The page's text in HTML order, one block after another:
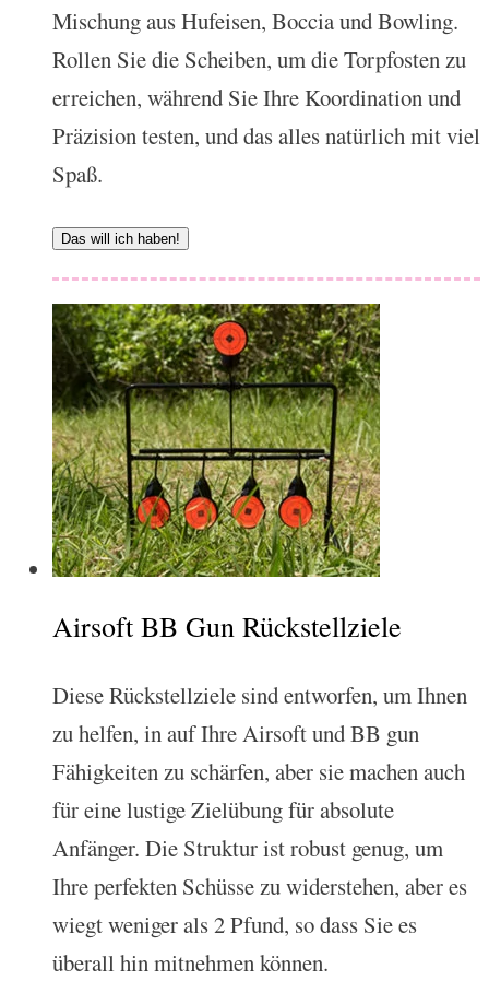
Mischung aus Hufeisen, Boccia und Bowling.
Rollen Sie die Scheiben, um die Torpfosten zu
erreichen, während Sie Ihre Koordination und
Präzision testen, und das alles natürlich mit viel
Spaß.
Das will ich haben!
Airsoft BB Gun Rückstellziele
Diese Rückstellziele sind entworfen, um Ihnen
zu helfen, in auf Ihre Airsoft und BB gun
Fähigkeiten zu schärfen, aber sie machen auch
für eine lustige Zielübung für absolute
Anfänger. Die Struktur ist robust genug, um
Ihre perfekten Schüsse zu widerstehen, aber es
wiegt weniger als 2 Pfund, so dass Sie es
überall hin mitnehmen können.